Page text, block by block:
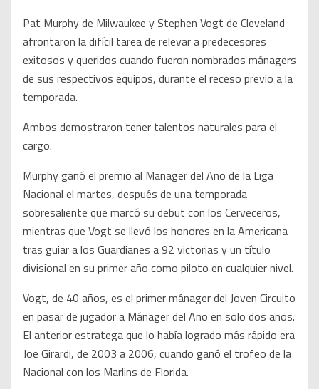
Pat Murphy de Milwaukee y Stephen Vogt de Cleveland
afrontaron la difícil tarea de relevar a predecesores
exitosos y queridos cuando fueron nombrados mánagers
de sus respectivos equipos, durante el receso previo a la
temporada.
Ambos demostraron tener talentos naturales para el
cargo.
Murphy ganó el premio al Manager del Año de la Liga
Nacional el martes, después de una temporada
sobresaliente que marcó su debut con los Cerveceros,
mientras que Vogt se llevó los honores en la Americana
tras guiar a los Guardianes a 92 victorias y un título
divisional en su primer año como piloto en cualquier nivel.
Vogt, de 40 años, es el primer mánager del Joven Circuito
en pasar de jugador a Mánager del Año en solo dos años.
El anterior estratega que lo había logrado más rápido era
Joe Girardi, de 2003 a 2006, cuando ganó el trofeo de la
Nacional con los Marlins de Florida.